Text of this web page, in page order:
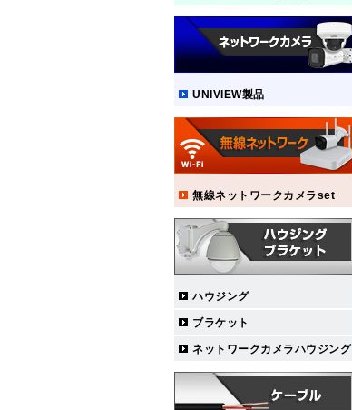
UNIVIEW製品
無線ネットワークカメラset
ハウジング
ブラケット
ネットワークカメラハウジング